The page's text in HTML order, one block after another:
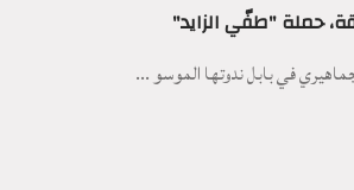
حملة "طفّي الزايد"
في بابل ندوتها الموسو ...